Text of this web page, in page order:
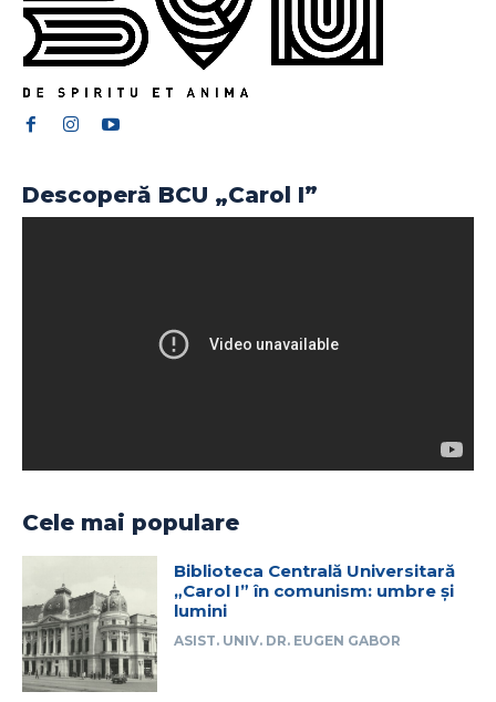
Descoperă BCU „Carol I”
Cele mai populare
Biblioteca Centrală Universitară
„Carol I” în comunism: umbre și
lumini
ASIST. UNIV. DR. EUGEN GABOR